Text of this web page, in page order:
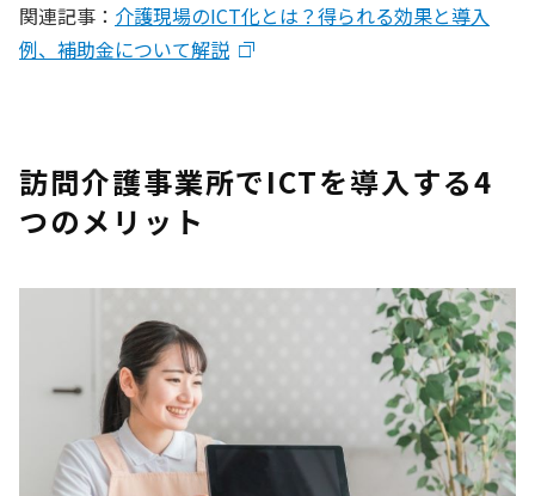
関連記事： 介護現場のICT化とは？得られる効果と導入
例、補助金について解説
訪問介護事業所でICTを導入する4
つのメリット